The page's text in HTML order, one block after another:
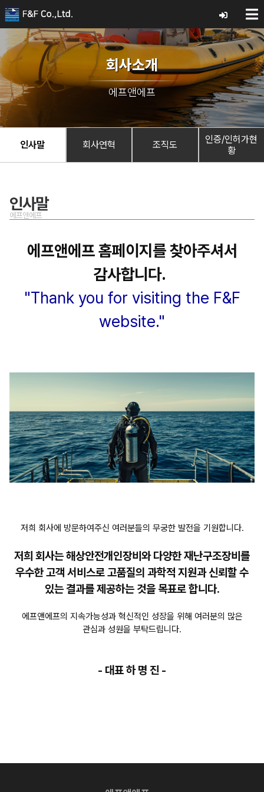
회사소개
에프앤에프
인사말 회사연혁 조직도
인증/인허가현
황
인사말
에프앤에프
에프앤에프 홈페이지를 찾아주셔서
감사합니다.
"Thank you for visiting the F&F
website."
저희 회사에 방문하여주신 여러분들의 무궁한 발전을 기원합니다.
저희 회사는 해상안전개인장비와 다양한 재난구조장비를
우수한 고객 서비스로 고품질의 과학적 지원과신뢰할 수
있는 결과를 제공하는 것을 목표로 합니다.
에프앤에프의 지속가능성과 혁신적인 성장을 위해 여러분의 많은
관심과 성원을 부탁드립니다.
- 대표 하 명 진 -